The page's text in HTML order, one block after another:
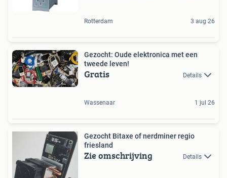
Rotterdam 3 aug 26
Gezocht: Oude elektronica met een
tweede leven!
Gratis Details
Wassenaar 1 jul 26
Gezocht Bitaxe of nerdminer regio
friesland
Zie omschrijving Details